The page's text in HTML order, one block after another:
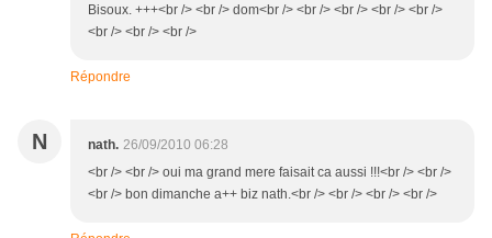
Bisoux. +++<br /> <br /> dom<br /> <br /> <br /> <br /> <br />
<br /> <br /> <br />
Répondre
N nath. 26/09/2010 06:28
<br /> <br /> oui ma grand mere faisait ca aussi !!!<br /> <br />
<br /> bon dimanche a++ biz nath.<br /> <br /> <br /> <br />